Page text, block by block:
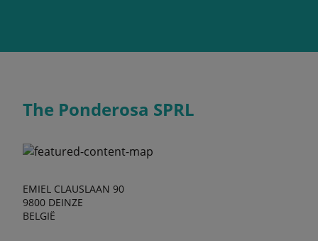
The Ponderosa SPRL
EMIEL CLAUSLAAN 90
9800 DEINZE
BELGIË